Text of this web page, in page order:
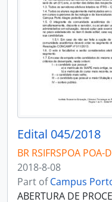
Edital 045/2018
BR RSIFRSPOA
2018-8-08
Part ofCampus
ABERTURA DE